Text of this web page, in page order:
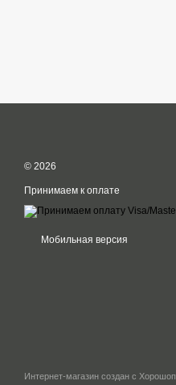
© 2026
Принимаем к оплате
Мобильная версия
Интернет-магазин создан с Хорошоп